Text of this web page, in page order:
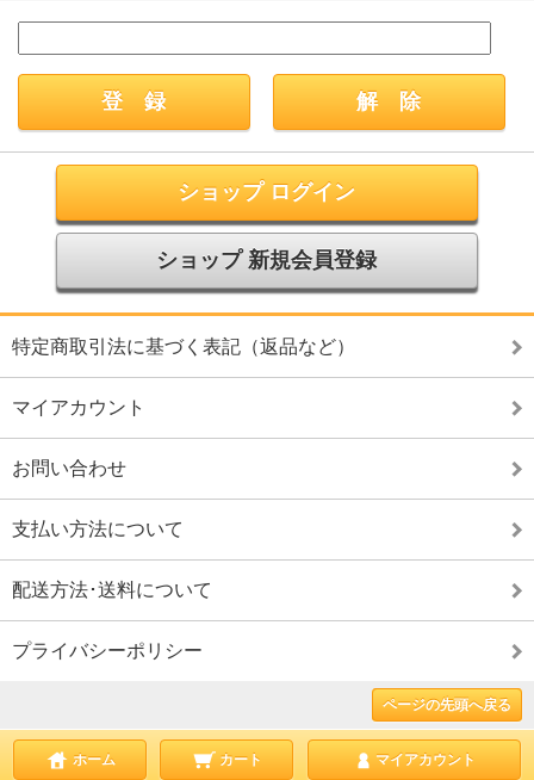
ショップ ログイン
ショップ 新規会員登録
特定商取引法に基づく表記（返品など）
マイアカウント
お問い合わせ
支払い方法について
配送方法･送料について
プライバシーポリシー
ページの先頭へ戻る
ホーム カート マイアカウント